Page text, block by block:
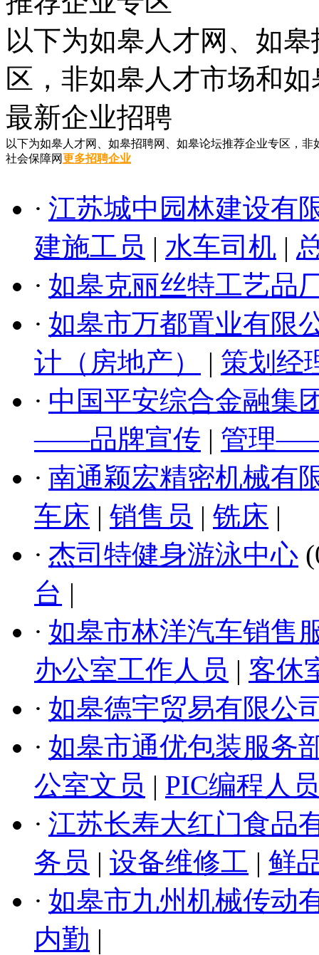
以下为如皋人才网、如
区，非如皋人才市场和
最新企业招聘
以下为如皋人才网、如皋招聘网、如皋论坛推荐企业专区，
社会保障网更多招聘企业
· 江苏城中园林建设有
建施工员 | 水车司机 |
· 如皋克丽丝特工艺品
· 如皋市万都置业有限
计（房地产）
| 策划经
· 中国平安综合金融集
——品牌宣传 | 管理
· 南通颖宏精密机械有
车床 | 销售员 | 铣床 |
· 杰司特健身游泳中心
台 |
· 如皋市林洋汽车销售
办公室工作人员 | 客休
· 如皋德宇贸易有限公
· 如皋市通优包装服务
公室文员 | PIC编程人员
· 江苏长寿大红门食品
务员 | 设备维修工 | 鲜
· 如皋市九州机械传动
内勤 |